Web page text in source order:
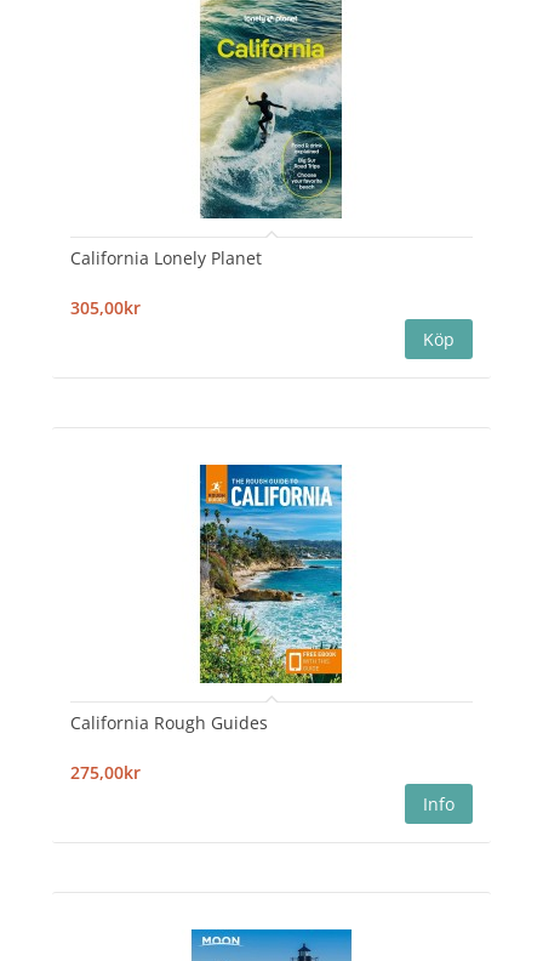
California Lonely Planet
305,00kr
California Rough Guides
275,00kr